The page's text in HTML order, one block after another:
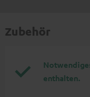
Zubehör
enthalten.